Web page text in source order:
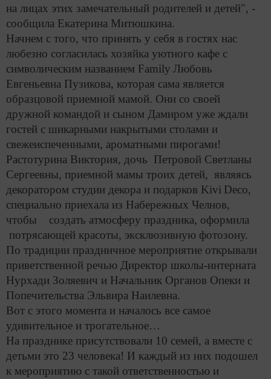
на лицах этих замечательный родителей и детей", -
сообщила Екатерина Митюшкина.
Начнем с того, что принять у себя в гостях нас
любезно согласилась хозяйка уютного кафе с
символическим названием Family Любовь
Евгеньевна Пузикова, которая сама является
образцовой приемной мамой. Они со своей
дружной командой и сыном Дамиром уже ждали
гостей с шикарными накрытыми столами и
свежеиспеченными, ароматными пирогами!
Растотурина Виктория, дочь Петровой Светланы
Сергеевны, приемной мамы троих детей, являясь
декоратором студии декора и подарков Kivi Deco,
специально приехала из Набережных Челнов,
чтобы создать атмосферу праздника, оформила
потрясающей красоты, эксклюзивную фотозону.
По традиции праздничное мероприятие открывали
приветственной речью Директор школы-интерната
Нурхади Золяевич и Начальник Органов Опеки и
Попечительства Эльвира Наилевна.
Вот с этого момента и началось все самое
удивительное и трогательное…
На празднике присутствовали 10 семей, а вместе с
детьми это 23 человека! И каждый из них подошел
к мероприятию с такой ответственностью и